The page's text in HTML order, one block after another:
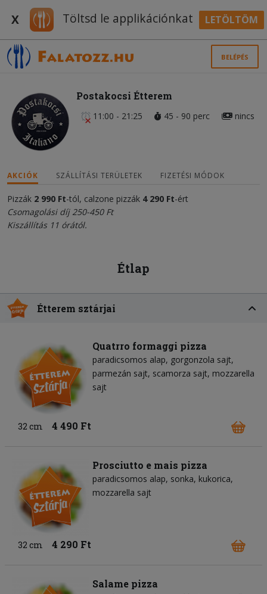
X Töltsd le applikációnkat LETÖLTÖM
BELÉPÉS
Postakocsi Étterem
11:00 - 21:25 45 - 90 perc nincs
AKCIÓK SZÁLLÍTÁSI TERÜLETEK FIZETÉSI MÓDOK
Pizzák 2 990 Ft-tól, calzone pizzák 4290 Ft-ért
Csomagolási díj 250-450 Ft
Kiszállítás 11 órától.
Étlap
Étterem sztárjai
Quatrro formaggi pizza
paradicsomos alap gorgonzola sajt
parmezán sajt scamorza sajt mozzarella
sajt
32 cm 4 490 Ft
Prosciutto e mais pizza
paradicsomos alap sonka kukorica
mozzarella sajt
32 cm 4 290 Ft
Salame pizza